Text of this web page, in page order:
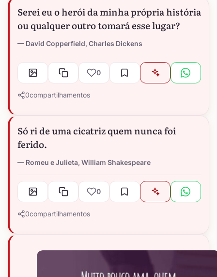
Serei eu o herói da minha própria história
ou qualquer outro tomará esse lugar?
David Copperfield, Charles Dickens
0
0compartilhamentos
Só ri de uma cicatriz quem nunca foi
ferido.
Romeu e Julieta, William Shakespeare
0
0compartilhamentos